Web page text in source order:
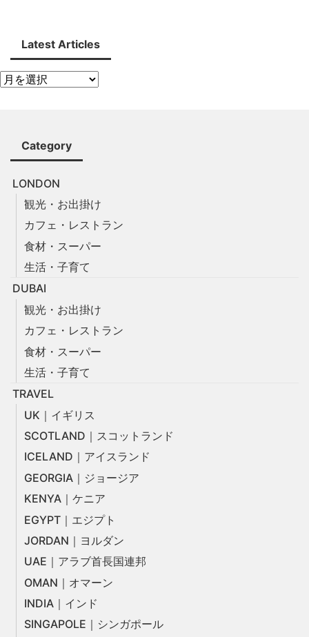
Latest Articles
Category
LONDON
観光・お出掛け
カフェ・レストラン
食材・スーパー
生活・子育て
DUBAI
観光・お出掛け
カフェ・レストラン
食材・スーパー
生活・子育て
TRAVEL
UK｜イギリス
SCOTLAND｜スコットランド
ICELAND｜アイスランド
GEORGIA｜ジョージア
KENYA｜ケニア
EGYPT｜エジプト
JORDAN｜ヨルダン
UAE｜アラブ首長国連邦
OMAN｜オマーン
INDIA｜インド
SINGAPOLE｜シンガポール